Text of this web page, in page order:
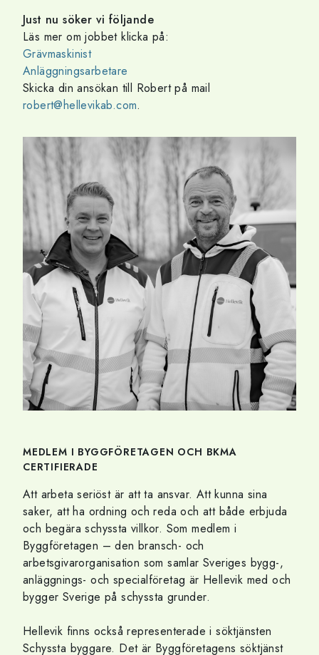
Just nu söker vi följande
Läs mer om jobbet klicka på:
Grävmaskinist
Anläggningsarbetare
Skicka din ansökan till Robert på mail
robert@hellevikab.com.
MEDLEM I BYGGFÖRETAGEN OCH BKMA
CERTIFIERADE
Att arbeta seriöst är att ta ansvar. Att kunna sina
saker, att ha ordning och reda och att både erbjuda
och begära schyssta villkor. Som medlem i
Byggföretagen – den bransch- och
arbetsgivarorganisation som samlar Sveriges bygg-,
anläggnings- och specialföretag är Hellevik med och
bygger Sverige på schyssta grunder.
Hellevik finns också representerade i söktjänsten
Schyssta byggare. Det är Byggföretagens söktjänst